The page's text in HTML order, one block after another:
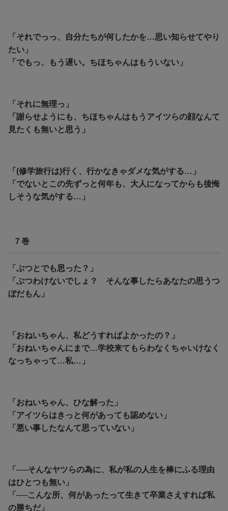
「それでっっ、自分たちが何したかを…思い知らせてやり
たい」
「でもっ、もう遅い。ちほちゃんはもういない」
「それに無理っ」
「謝らせようにも、ちほちゃんはもうアイツらの顔なんて
見たくも無いと思う」
「(修学旅行は)行く、行かなきゃダメな気がする…」
「でないとこの先ずっと何年も、大人になってからも後悔
しそうな気がする…」
７巻
「ぶつとでも思った？」
「ぶつわけないでしょ？ そんな事したらあなたの思うつ
ぼだもん」
「おねいちゃん、私どうすればよかったの？」
「おねいちゃんにまで…学校来てもらわなくちゃいけなく
なっちゃって…私…」
「おねいちゃん、ひな解った」
「アイツらはきっと何があっても認めない」
「悪い事したなんて思っていない」
「──そんなヤツらの為に、私が私の人生を棒にふる理由
はひとつも無い」
「──こんな所、何があったって生きて卒業さえすれば私
の勝ちだ」